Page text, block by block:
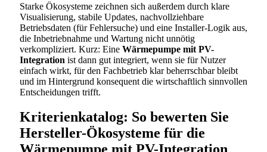
Starke Ökosysteme zeichnen sich außerdem durch klare
Visualisierung, stabile Updates, nachvollziehbare
Betriebsdaten (für Fehlersuche) und eine Installer-Logik aus,
die Inbetriebnahme und Wartung nicht unnötig
verkompliziert. Kurz: Eine Wärmepumpe mit PV-
Integration ist dann gut integriert, wenn sie für Nutzer
einfach wirkt, für den Fachbetrieb klar beherrschbar bleibt
und im Hintergrund konsequent die wirtschaftlich sinnvollen
Entscheidungen trifft.
Kriterienkatalog: So bewerten Sie
Hersteller-Ökosysteme für die